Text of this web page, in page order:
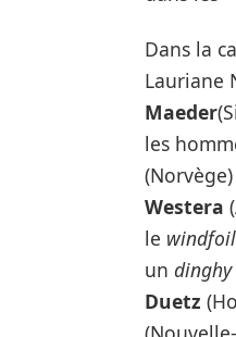
Dans la
Lauriane
Maeder
les
Westera
le windfoil
un dinghy
Duetz